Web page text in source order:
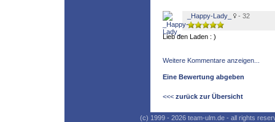
_Happy-Lady_ - 32
Lieb den Laden : )
Weitere Kommentare anzeigen...
Eine Bewertung abgeben
<<< zurück zur Übersicht
(c) 1999 - 2026 team-ulm.de - all rights